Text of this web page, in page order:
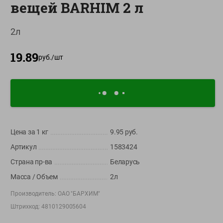
О сервисе
Настройки файлов cookie
доставкой и бонусной картой
Store
Play
+375 44 560-60-61
Время работы Call-центра: Пн.- Пт. с 09.00 до 17.00, СБ, ВС -
выходной
shop@green-market.by
Пишите нам свои вопросы, предложения и комментарии
вещей BARHIM 2 л
2л
19.89руб./шт
Цена за 1 кг 9.95 руб.
Артикул
1583424
Страна пр-ва
Беларусь
Масса / Объем
2л
Производитель: ОАО "БАРХИМ"
Штрихкод:4810129005604